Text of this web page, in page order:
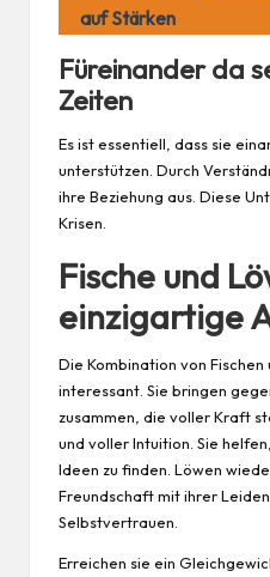
auf Stärken
Füreinander da
Zeiten
Es ist essentiell, dass sie
unterstützen. Durch
ihre Beziehung aus. Diese
Krisen.
Fische und
einzigartige
Die Kombination von
interessant. Sie bringen
zusammen, die voller Kraft
und voller Intuition. Sie
Ideen zu finden. Löwen
Freundschaft mit ihrer
Selbstvertrauen.
Erreichen sie ein